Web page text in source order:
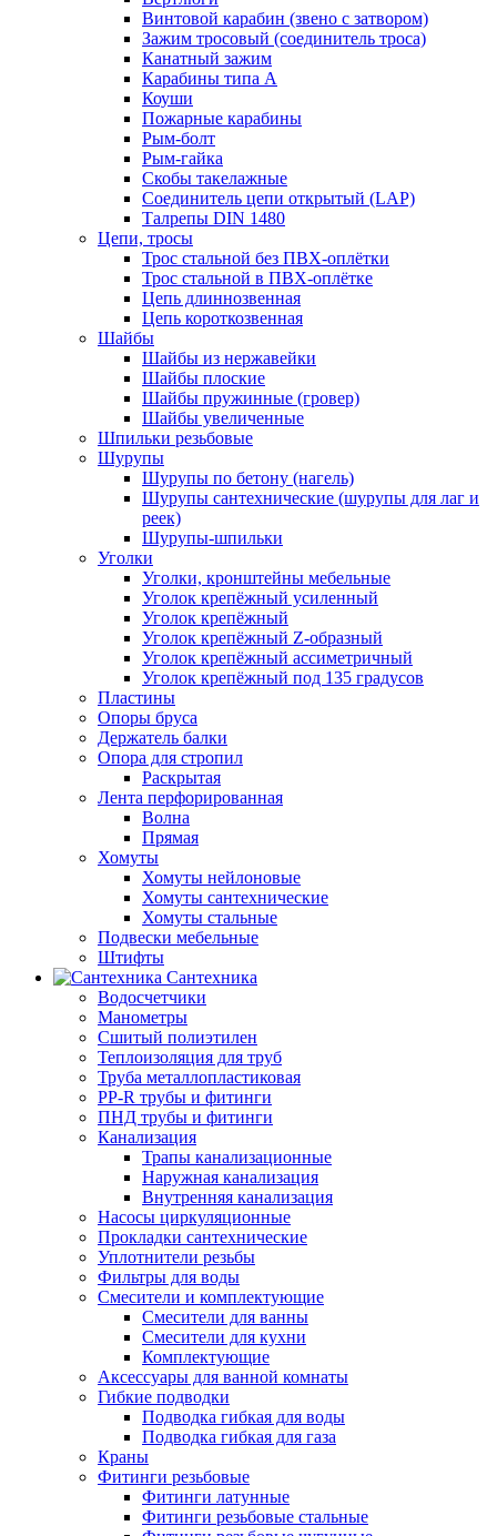
Винтовой карабин (звено с затвором)
Зажим тросовый (соединитель троса)
Канатный зажим
Карабины типа А
Коуши
Пожарные карабины
Рым-болт
Рым-гайка
Скобы такелажные
Соединитель цепи открытый (LAP)
Талрепы DIN 1480
Цепи, тросы
Трос стальной без ПВХ-оплётки
Трос стальной в ПВХ-оплётке
Цепь длиннозвенная
Цепь короткозвенная
Шайбы
Шайбы из нержавейки
Шайбы плоские
Шайбы пружинные (гровер)
Шайбы увеличенные
Шпильки резьбовые
Шурупы
Шурупы по бетону (нагель)
Шурупы сантехнические (шурупы для лаг и
реек)
Шурупы-шпильки
Уголки
Уголки, кронштейны мебельные
Уголок крепёжный усиленный
Уголок крепёжный
Уголок крепёжный Z-образный
Уголок крепёжный ассиметричный
Уголок крепёжный под 135 градусов
Пластины
Опоры бруса
Держатель балки
Опора для стропил
Раскрытая
Лента перфорированная
Волна
Прямая
Хомуты
Хомуты нейлоновые
Хомуты сантехнические
Хомуты стальные
Подвески мебельные
Штифты
Сантехника
Водосчетчики
Манометры
Сшитый полиэтилен
Теплоизоляция для труб
Труба металлопластиковая
PP-R трубы и фитинги
ПНД трубы и фитинги
Канализация
Трапы канализационные
Наружная канализация
Внутренняя канализация
Насосы циркуляционные
Прокладки сантехнические
Уплотнители резьбы
Фильтры для воды
Смесители и комплектующие
Смесители для ванны
Смесители для кухни
Комплектующие
Аксессуары для ванной комнаты
Гибкие подводки
Подводка гибкая для воды
Подводка гибкая для газа
Краны
Фитинги резьбовые
Фитинги латунные
Фитинги резьбовые стальные